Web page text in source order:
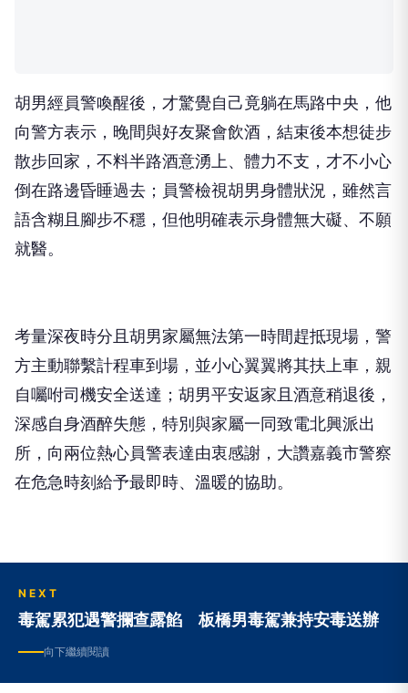
胡男經員警喚醒後，才驚覺自己竟躺在馬路中央，他
向警方表示，晚間與好友聚會飲酒，結束後本想徒步
散步回家，不料半路酒意湧上、體力不支，才不小心
倒在路邊昏睡過去；員警檢視胡男身體狀況，雖然言
語含糊且腳步不穩，但他明確表示身體無大礙、不願
就醫。
考量深夜時分且胡男家屬無法第一時間趕抵現場，警
方主動聯繫計程車到場，並小心翼翼將其扶上車，親
自囑咐司機安全送達；胡男平安返家且酒意稍退後，
深感自身酒醉失態，特別與家屬一同致電北興派出
所，向兩位熱心員警表達由衷感謝，大讚嘉義市警察
在危急時刻給予最即時、溫暖的協助。
NEXT
毒駕累犯遇警攔查露餡 板橋男毒駕兼持安毒送辦
向下繼續閱讀